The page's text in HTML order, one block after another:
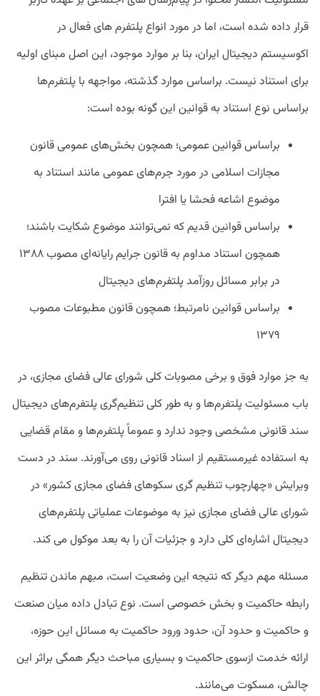
قرار داده شده است، اما در مورد انواع پلتفرم های فعال در
اکوسیستم دیجیتال ایران، بنا بر موارد موجود، این اصل مبنای اولیه
برای استناد نیست. براساس موارد گذشته، مواجهه با پلتفرم‌ها
براساس نوع استناد به قوانین این گونه بوده است:
براساس قوانین عمومی؛ همچون بخش‌های عمومی قانون
مجازات اسلامی در مورد جرم‌های عمومی مانند استناد به
موضوع اشاعه فحشا یا افترا
براساس قوانین قدیم که نمی‌توانند موضوع شکایت باشند؛
همچون استناد مداوم به قانون جرایم رایانه‌ای مصوب ۱۳۸۸
در برابر مسائل روزآمد پلتفرم‌های دیجیتال
براساس قوانین نامرتبط؛ همچون قانون مطبوعات مصوب
۱۳۷۹
به جز موارد فوق و برخی مصوبات کلی شورای عالی فضای مجازی، در
باب مسئولیت پلتفرم‌ها و به طور کلی تنظیم‌گری پلتفرم‌های دیجیتال
سند قانونی مشخصی وجود ندارد و عموماً پلتفرم‌ها و مقام قضایی
به استفاده غیرمستقیم از اسناد قانونی روی می‌آورند. سند در دست
ویرایش «چهارچوب تنظیم گری سکوهای فضای مجازی کشور» در
شورای عالی فضای مجازی نیز به موضوعات عملیاتی پلتفرم‌های
دیجیتال اشاره‌ای کلی دارد و جزئیات آن را به بعد موکول می کند.
مسئله مهم دیگر که نتیجه این وضعیت است، مبهم ماندن تنظیم
رابطه حاکمیت و بخش خصوصی است. نوع تبادل داده میان صنعت
و حاکمیت و حدود آن، حدود ورود حاکمیت به مسائل این حوزه،
ارائه خدمت ازسوی حاکمیت و بسیاری مباحث دیگر همگی براثر این
چالش، مسکوت می‌مانند.